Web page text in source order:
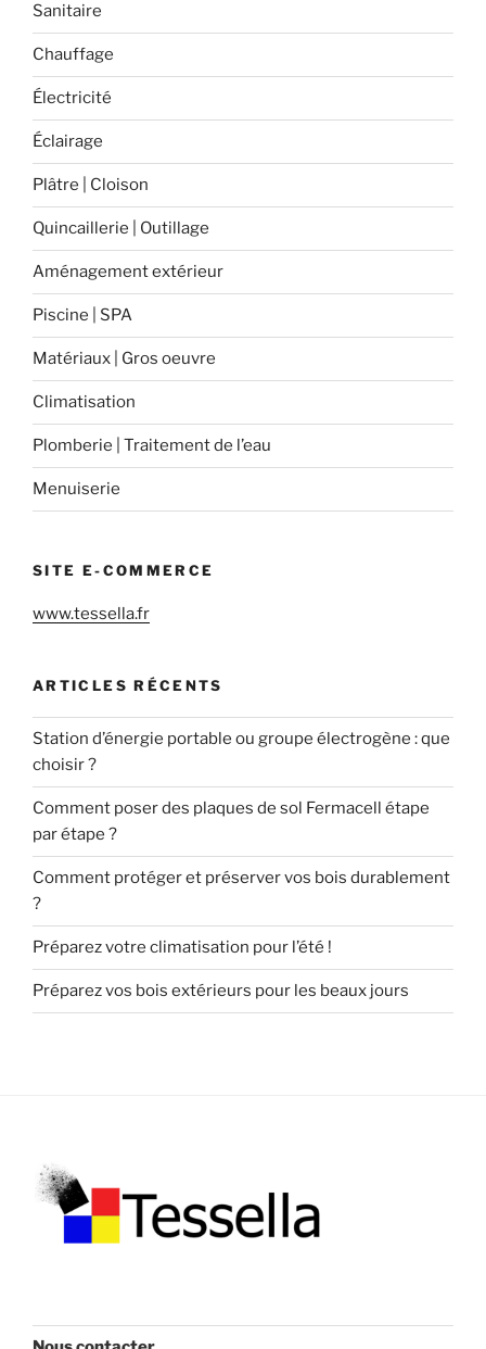
Sanitaire
Chauffage
Électricité
Éclairage
Plâtre | Cloison
Quincaillerie | Outillage
Aménagement extérieur
Piscine | SPA
Matériaux | Gros oeuvre
Climatisation
Plomberie | Traitement de l’eau
Menuiserie
SITE E-COMMERCE
www.tessella.fr
ARTICLES RÉCENTS
Station d’énergie portable ou groupe électrogène : que
choisir ?
Comment poser des plaques de sol Fermacell étape
par étape ?
Comment protéger et préserver vos bois durablement
?
Préparez votre climatisation pour l’été !
Préparez vos bois extérieurs pour les beaux jours